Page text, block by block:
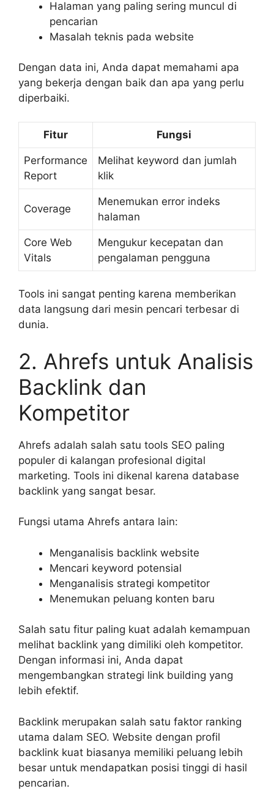
Halaman yang paling sering muncul di
pencarian
Masalah teknis pada website
Dengan data ini, Anda dapat memahami apa
yang bekerja dengan baik dan apa yang perlu
diperbaiki.
Fitur Fungsi
Performance
Report
Melihat keyword dan jumlah
klik
Coverage
Menemukan error indeks
halaman
Core Web
Vitals
Mengukur kecepatan dan
pengalaman pengguna
Tools ini sangat penting karena memberikan
data langsung dari mesin pencari terbesar di
dunia.
2. Ahrefs untuk Analisis
Backlink dan
Kompetitor
Ahrefs adalah salah satu tools SEO paling
populer di kalangan profesional digital
marketing. Tools ini dikenal karena database
backlink yang sangat besar.
Fungsi utama Ahrefs antara lain:
Menganalisis backlink website
Mencari keyword potensial
Menganalisis strategi kompetitor
Menemukan peluang konten baru
Salah satu fitur paling kuat adalah kemampuan
melihat backlink yang dimiliki oleh kompetitor.
Dengan informasi ini, Anda dapat
mengembangkan strategi link building yang
lebih efektif.
Backlink merupakan salah satu faktor ranking
utama dalam SEO. Website dengan profil
backlink kuat biasanya memiliki peluang lebih
besar untuk mendapatkan posisi tinggi di hasil
pencarian.